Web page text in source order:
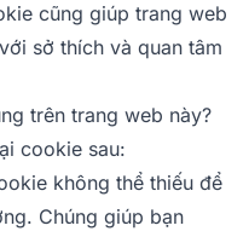
cũng giúp trang web
sở thích và quan tâm
trên trang web này?
cookie sau:
không thể thiếu để
Chúng giúp bạn